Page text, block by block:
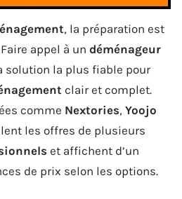
, la préparation est
appel à un déménageur
solution la plus fiable pour
clair et complet.
comme Nextories, Yoojo
les offres de plusieurs
et affichent d’un
de prix selon les options.